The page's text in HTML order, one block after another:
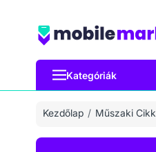
Kategóriák
Kezdőlap Műszaki Cikk